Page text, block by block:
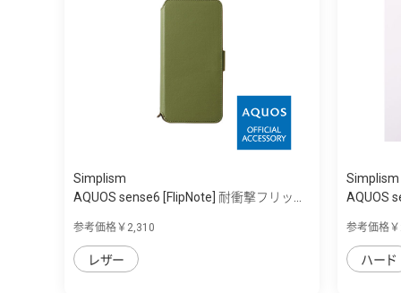
Simplism
AQUOS sense6 [FlipNote] 耐衝撃フリッ...
参考価格￥2,310
レザー
Simplism
AQUOS
参考価格
ハード